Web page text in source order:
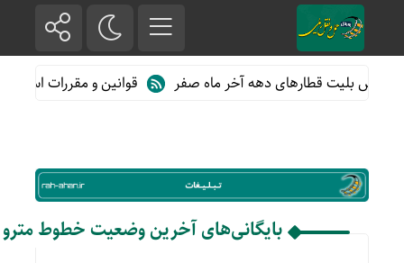
فروش بلیت قطارهای دهه آخر ماه صفر قوانین و مقررات استفاده
بایگانی‌های آخرین وضعیت خطوط مترو